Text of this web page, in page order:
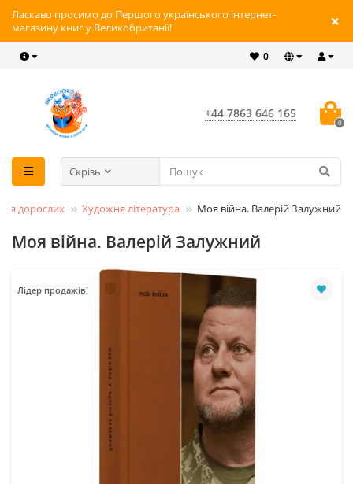
Ласкаво просимо до Першого українського інтернет-
магазину книг у Великобританії!
0
+44 7863 646 165
0
Скрізь
дорослих Художня література Моя війна. Валерій Залужний
Моя війна. Валерій Залужний
Лідер продажів!